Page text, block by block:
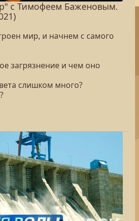
с Тимофеем Баженовым.
мир, и начнем с самого
загрязнение и чем оно
слишком много?